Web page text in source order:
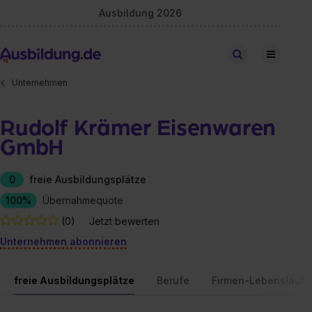
Ausbildung 2026
Stellen finden
Unternehmen
Rudolf Krämer Eisenwaren
GmbH
0
freie Ausbildungsplätze
100%
Übernahmequote
(0)
Jetzt bewerten
Unternehmen abonnieren
freie Ausbildungsplätze Berufe Firmen-Lebenslauf